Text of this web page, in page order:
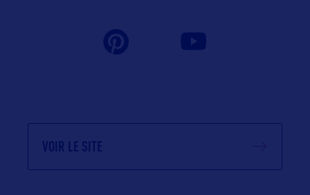
VOIR LE SITE